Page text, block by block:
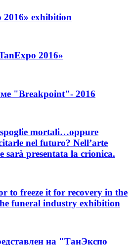
2016» exhibition
2016»
"Breakpoint"- 2016
mortali…oppure
nel futuro? Nell’arte
sarà presentata la crionica.
to freeze it for recovery in the
funeral industry exhibition
на "ТанЭкспо